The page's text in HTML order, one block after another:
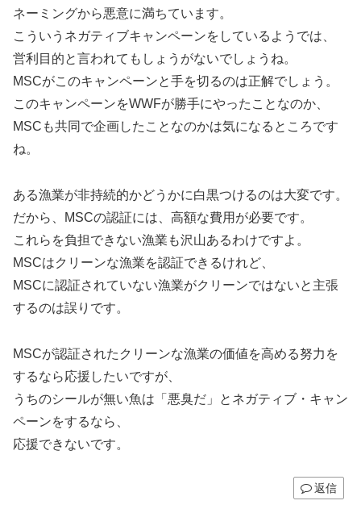
ネーミングから悪意に満ちています。
こういうネガティブキャンペーンをしているようでは、
営利目的と言われてもしょうがないでしょうね。
MSCがこのキャンペーンと手を切るのは正解でしょう。
このキャンペーンをWWFが勝手にやったことなのか、
MSCも共同で企画したことなのかは気になるところです
ね。
ある漁業が非持続的かどうかに白黒つけるのは大変です。
だから、MSCの認証には、高額な費用が必要です。
これらを負担できない漁業も沢山あるわけですよ。
MSCはクリーンな漁業を認証できるけれど、
MSCに認証されていない漁業がクリーンではないと主張
するのは誤りです。
MSCが認証されたクリーンな漁業の価値を高める努力を
するなら応援したいですが、
うちのシールが無い魚は「悪臭だ」とネガティブ・キャン
ペーンをするなら、
応援できないです。
返信